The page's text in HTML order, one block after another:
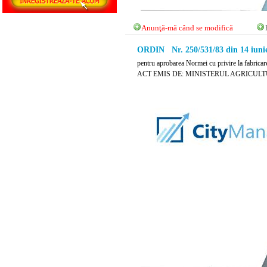
Anunţă-mă când se modifică
ORDIN Nr. 250/531/83 din 14
pentru aprobarea Normei cu privire la
ACT EMIS DE: MINISTERUL